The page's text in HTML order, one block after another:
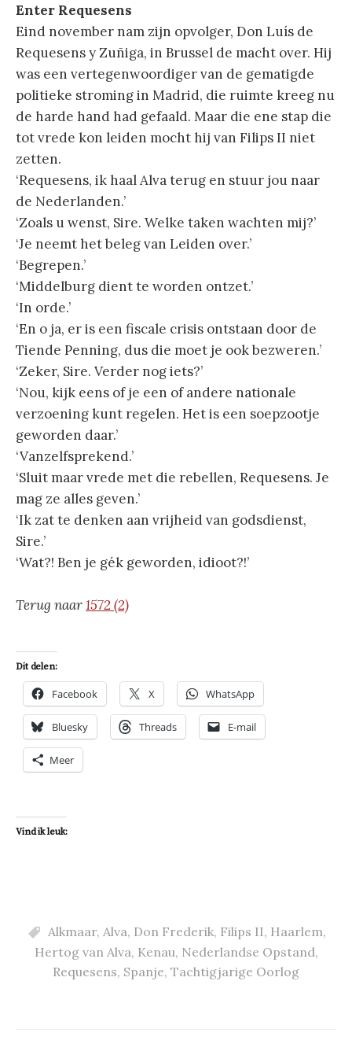
Enter Requesens
Eind november nam zijn opvolger, Don Luís de
Requesens y Zuñiga, in Brussel de macht over. Hij
was een vertegenwoordiger van de gematigde
politieke stroming in Madrid, die ruimte kreeg nu
de harde hand had gefaald. Maar die ene stap die
tot vrede kon leiden mocht hij van Filips II niet
zetten.
‘Requesens, ik haal Alva terug en stuur jou naar
de Nederlanden.’
‘Zoals u wenst, Sire. Welke taken wachten mij?’
‘Je neemt het beleg van Leiden over.’
‘Begrepen.’
‘Middelburg dient te worden ontzet.’
‘In orde.’
‘En o ja, er is een fiscale crisis ontstaan door de
Tiende Penning, dus die moet je ook bezweren.’
‘Zeker, Sire. Verder nog iets?’
‘Nou, kijk eens of je een of andere nationale
verzoening kunt regelen. Het is een soepzootje
geworden daar.’
‘Vanzelfsprekend.’
‘Sluit maar vrede met die rebellen, Requesens. Je
mag ze alles geven.’
‘Ik zat te denken aan vrijheid van godsdienst,
Sire.’
‘Wat?! Ben je gék geworden, idioot?!’
Terug naar1572 (2)
Dit delen:
Facebook X WhatsApp
Bluesky Threads E-mail
Meer
Vind ik leuk:
Alkmaar, Alva, Don Frederik, Filips II, Haarlem,
Hertog van Alva, Kenau, Nederlandse Opstand,
Requesens, Spanje, Tachtigjarige Oorlog